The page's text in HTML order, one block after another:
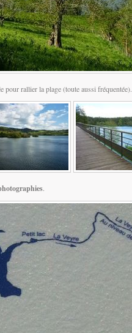
rallier la plage (toute aussi fréquentée).
.